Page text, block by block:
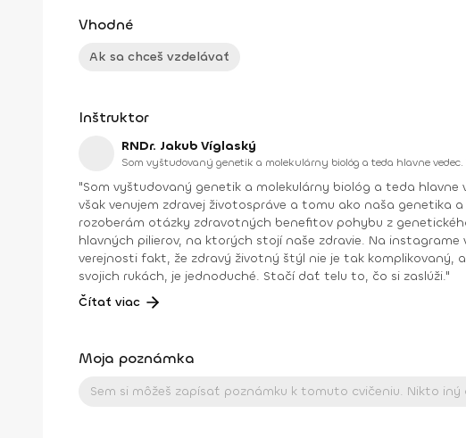
Vhodné
Ak sa chceš vzdelávať
Inštruktor
RNDr. Jakub Víglaský
Som vyštudovaný genetik a molekulárny biológ a teda hlavne
"Som vyštudovaný genetik a molekulárny biológ a teda
však venujem zdravej životospráve a tomu ako naša genetika
rozoberám otázky zdravotných benefitov pohybu z
hlavných pilierov, na ktorých stojí naše zdravie. Na instagrame všetky tieto témy (a mnohé ďalšie) rozoberám na profile @sciencer.v. Mojim cieľom je vysvetliť širokej
verejnosti fakt, že zdravý životný štýl nie je tak komplikovaný,
svojich rukách, je jednoduché. Stačí dať telu to, čo si zaslúži."
Čítať viac
Moja poznámka